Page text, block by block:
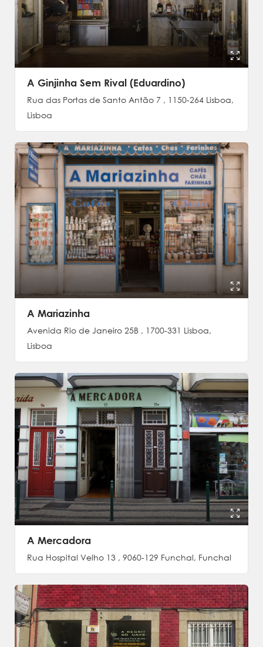
A Ginjinha Sem Rival (Eduardino)
Rua das Portas de Santo Antão 7 , 1150-264 Lisboa,
Lisboa
A Mariazinha
Avenida Rio de Janeiro 25B , 1700-331 Lisboa,
Lisboa
A Mercadora
Rua Hospital Velho 13 , 9060-129 Funchal, Funchal